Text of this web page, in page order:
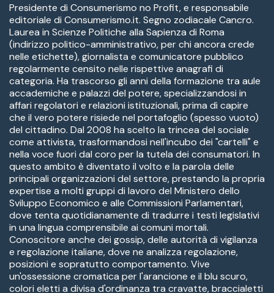
Presidente di Consumerismo no Profit, e responsabile
editoriale di Consumerismo.it. Segno zodiacale Cancro.
Laurea in Scienze Politiche alla Sapienza di Roma
(indirizzo politico-amministrativo, per chi ancora crede
nelle etichette), giornalista e comunicatore pubblico
regolarmente censito nelle rispettive anagrafi di
categoria. Ha trascorso gli anni della formazione tra aule
accademiche e palazzi del potere, specializzandosi in
affari regolatori e relazioni istituzionali, prima di capire
che il vero potere risiede nel portafoglio (spesso vuoto)
del cittadino. Dal 2008 ha scelto la trincea del sociale
come attivista, trasformandosi nell'incubo dei "cartelli" e
nella voce fuori dal coro per la tutela dei consumatori. In
questo ambito è diventato il volto e la parola delle
principali organizzazioni del settore, prestando la propria
expertise a molti gruppi di lavoro del Ministero dello
Sviluppo Economico e alle Commissioni Parlamentari,
dove tenta quotidianamente di tradurre i testi legislativi
in una lingua comprensibile ai comuni mortali.
Conoscitore anche dei gossip, delle autorità di vigilanza
e regolazione italiane, dove ne analizza regolazione,
posizioni e sopratutto comportamento. Vive
un'ossessione cromatica per l'arancione e il blu scuro,
colori eletti a divisa d'ordinanza tra cravatte, braccialetti